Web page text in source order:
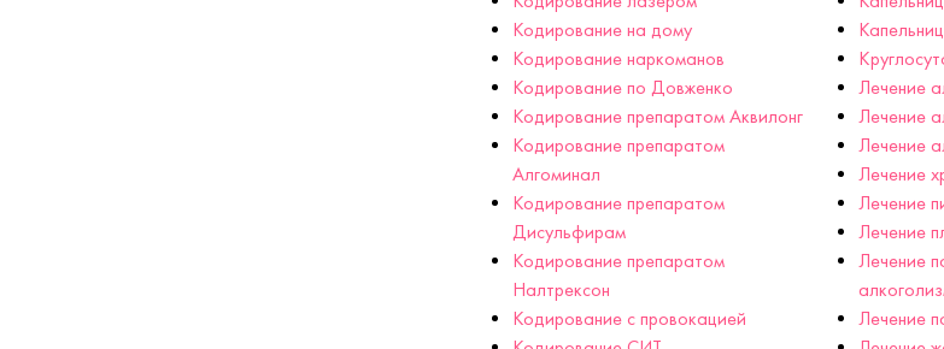
Кодирование на дому
Кодирование наркоманов
Кодирование по Довженко
Кодирование препаратом Аквилонг
Кодирование препаратом
Алгоминал
Кодирование препаратом
Дисульфирам
Кодирование препаратом
Налтрексон
Кодирование с провокацией
Лечение
Лечение
Лечение
Лечение
Лечение
Лечение
Лечение
Лечение